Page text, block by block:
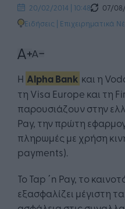
20/02/2014 | 10:48
07/
Ειδήσεις | Επιχειρηματικά
H Alpha Bank και η
τη Visa Europe και τη
παρουσιάζουν στην
Pay, την πρώτη
πληρωμές με χρήση
payments).
Το Tap ΄n Pay, το
εξασφαλίζει μέγιστη